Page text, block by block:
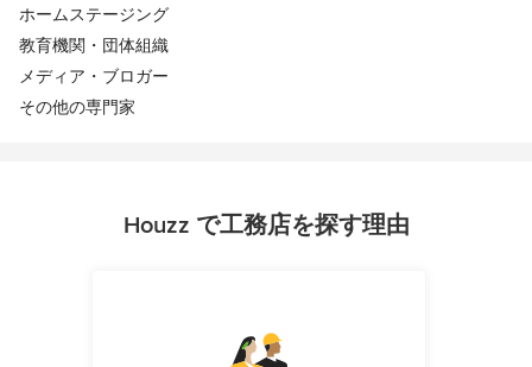
ホームステージング
教育機関・団体組織
メディア・ブロガー
その他の専門家
Houzz で工務店を探す理由